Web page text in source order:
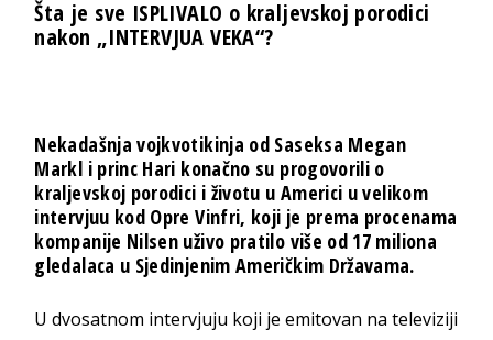
Šta je sve ISPLIVALO o kraljevskoj porodici
nakon „INTERVJUA VEKA“?
Nekadašnja vojkvotikinja od Saseksa Megan
Markl i princ Hari konačno su progovorili o
kraljevskoj porodici i životu u Americi u velikom
intervjuu kod Opre Vinfri, koji je prema procenama
kompanije Nilsen uživo pratilo više od 17 miliona
gledalaca u Sjedinjenim Američkim Državama.
U dvosatnom intervjuju koji je emitovan na televiziji